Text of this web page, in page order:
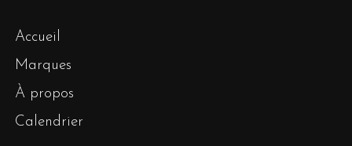
Accueil
Marques
À propos
Calendrier